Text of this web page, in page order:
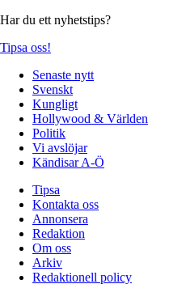
Har du ett nyhetstips?
Tipsa oss!
Senaste nytt
Svenskt
Kungligt
Hollywood & Världen
Politik
Vi avslöjar
Kändisar A-Ö
Tipsa
Kontakta oss
Annonsera
Redaktion
Om oss
Arkiv
Redaktionell policy